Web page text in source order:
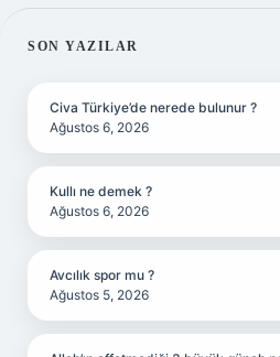
SIDEBAR
SON YAZILAR
Civa Türkiye’de nerede bulunur ?
Ağustos 6, 2026
Kullı ne demek ?
Ağustos 6, 2026
Avcılık spor mu ?
Ağustos 5, 2026